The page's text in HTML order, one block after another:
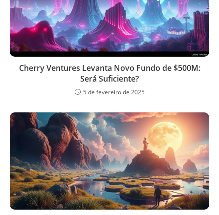
Cherry Ventures Levanta Novo Fundo de $500M:
Será Suficiente?
5 de fevereiro de 2025